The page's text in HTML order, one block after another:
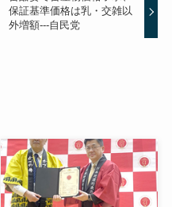
保証基準価格は乳・交雑以
外増額---自民党